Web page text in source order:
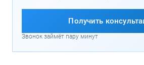
Получить
Звонок займёт пару минут